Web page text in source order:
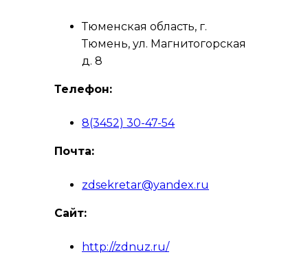
Тюменская область, г.
Тюмень, ул. Магнитогорская
д. 8
Телефон:
8(3452) 30-47-54
Почта:
zdsekretar@yandex.ru
Сайт:
http://zdnuz.ru/